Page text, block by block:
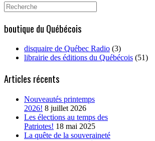
Search
for:
boutique du Québécois
disquaire de Québec Radio (3)
librairie des éditions du Québécois (51)
Articles récents
Nouveautés printemps
2026! 8 juillet 2026
Les élections au temps des
Patriotes! 18 mai 2025
La quête de la souveraineté